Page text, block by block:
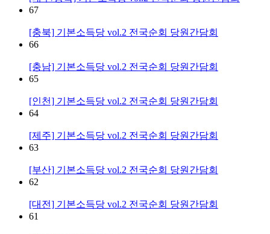
67
[충북] 기본소득당 vol.2 전국순회 당원간담회
66
[충남] 기본소득당 vol.2 전국순회 당원간담회
65
[인천] 기본소득당 vol.2 전국순회 당원간담회
64
[제주] 기본소득당 vol.2 전국순회 당원간담회
63
[부산] 기본소득당 vol.2 전국순회 당원간담회
62
[대전] 기본소득당 vol.2 전국순회 당원간담회
61